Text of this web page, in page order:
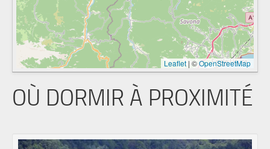
Leaflet | ©OpenStreetMap
OÙ DORMIR À PROXIMITÉ